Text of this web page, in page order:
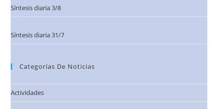
Síntesis diaria 3/8
Síntesis diaria 31/7
Categorías De Noticias
Actividades